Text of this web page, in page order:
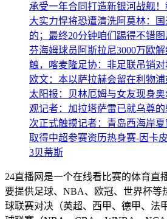
承受一年合同打造新银河战舰
大实力悍将恐遭清洗阿莫林：
的；最终20分钟咱们踢得不错
芬海姆球员阿斯拉尼3000万欧
触，喀麦隆足协：非足联吊销
欧文：本以萨拉赫会留在利物
太阳报：贝林厄姆与女友现身
观记者：加拉塔萨雷已就乌尊
次正式触摸记者：青岛西海岸
取得中超参赛资历热身赛-因卡
3贝蒂斯
24直播网是一个在线看比赛的体育直
要提供足球、NBA、欧冠、世界杯等
球联赛对决（英超、西甲、德甲、法